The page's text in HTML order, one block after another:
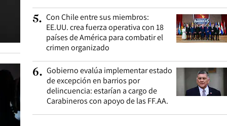
5. Con Chile entre sus miembros:
EE.UU. crea fuerza operativa con 18
países de América para combatir el
crimen organizado
6. Gobierno evalúa implementar estado
de excepción en barrios por
delincuencia: estarían a cargo de
Carabineros con apoyo de las FF.AA.